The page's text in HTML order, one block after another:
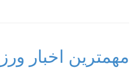
مهمترین اخبار